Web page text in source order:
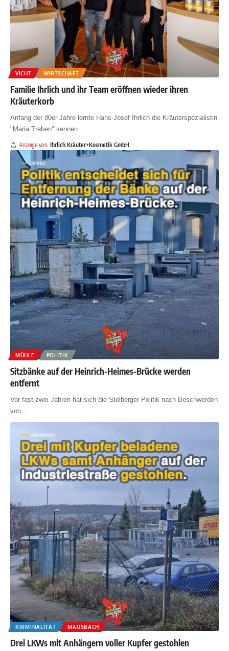
VICHT WIRTSCHAFT
Familie Ihrlich und ihr Team eröffnen wieder ihren
Kräuterkorb
Anfang der 80er Jahre lernte Hans-Josef Ihrlich die Kräuterspezialistin
"Maria Treben" kennen.…
Anzeige von Ihrlich Kräuter+Kosmetik GmbH
MÜHLE POLITIK
Sitzbänke auf der Heinrich-Heimes-Brücke werden
entfernt
Vor fast zwei Jahren hat sich die Stolberger Politik nach Beschwerden
von…
KRIMINALITÄT MAUSBACH
Drei LKWs mit Anhängern voller Kupfer gestohlen